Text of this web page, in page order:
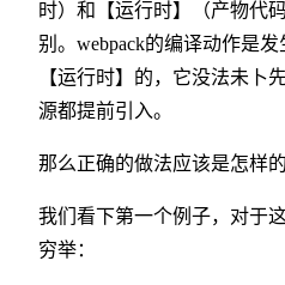
时）和【运行时】（产物代
别。webpack的编译动作是
【运行时】的，它没法未卜
源都提前引入。
那么正确的做法应该是怎样的
我们看下第一个例子，对于
穷举：